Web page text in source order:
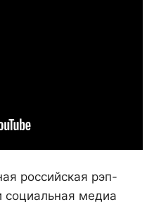
российская рэп-
социальная медиа